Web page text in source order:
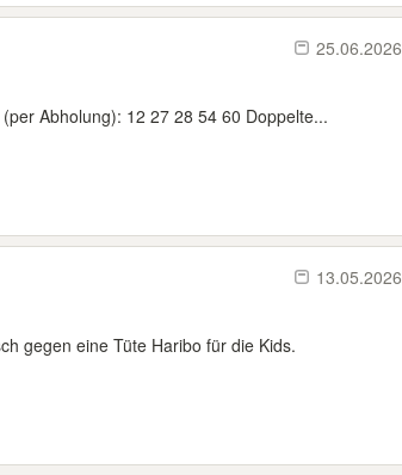
25.06.2026
Abholung): 12 27 28 54 60 Doppelte...
13.05.2026
gegen eine Tüte Haribo für die Kids.